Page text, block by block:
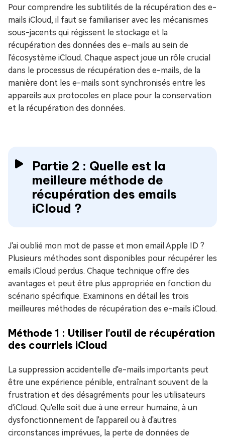
Pour comprendre les subtilités de la récupération des e-
mails iCloud, il faut se familiariser avec les mécanismes
sous-jacents qui régissent le stockage et la
récupération des données des e-mails au sein de
l'écosystème iCloud. Chaque aspect joue un rôle crucial
dans le processus de récupération des e-mails, de la
manière dont les e-mails sont synchronisés entre les
appareils aux protocoles en place pour la conservation
et la récupération des données.
Partie 2 : Quelle est la
meilleure méthode de
récupération des emails
iCloud ?
J'ai oublié mon mot de passe et mon email Apple ID ?
Plusieurs méthodes sont disponibles pour récupérer les
emails iCloud perdus. Chaque technique offre des
avantages et peut être plus appropriée en fonction du
scénario spécifique. Examinons en détail les trois
meilleures méthodes de récupération des e-mails iCloud.
Méthode 1 : Utiliser l'outil de récupération
des courriels iCloud
La suppression accidentelle d'e-mails importants peut
être une expérience pénible, entraînant souvent de la
frustration et des désagréments pour les utilisateurs
d'iCloud. Qu'elle soit due à une erreur humaine, à un
dysfonctionnement de l'appareil ou à d'autres
circonstances imprévues, la perte de données de